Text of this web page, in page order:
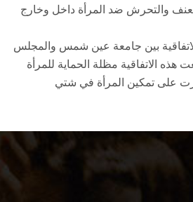
والتحرش ضد المرأة داخل وخارج
نسقت الاتفاقية بين جامعة عين شمس والمجلس
هذه الاتفاقية مظلة الحماية للمرأة
على تمكين المرأة في شتي